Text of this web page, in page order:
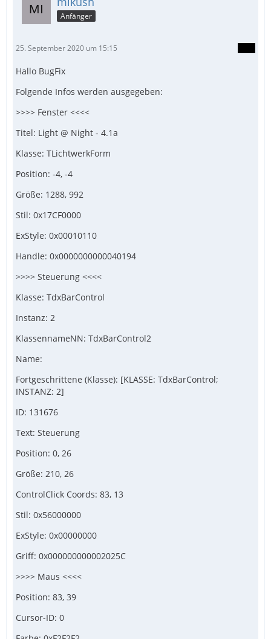
Anfänger
25. September 2020 um 15:15
Hallo BugFix
Folgende Infos werden ausgegeben:
>>>> Fenster <<<<
Titel: Light @ Night - 4.1a
Klasse: TLichtwerkForm
Position: -4, -4
Größe: 1288, 992
Stil: 0x17CF0000
ExStyle: 0x00010110
Handle: 0x0000000000040194
>>>> Steuerung <<<<
Klasse: TdxBarControl
Instanz: 2
KlassennameNN: TdxBarControl2
Name:
Fortgeschrittene (Klasse): [KLASSE: TdxBarControl;
INSTANZ: 2]
ID: 131676
Text: Steuerung
Position: 0, 26
Größe: 210, 26
ControlClick Coords: 83, 13
Stil: 0x56000000
ExStyle: 0x00000000
Griff: 0x000000000002025C
>>>> Maus <<<<
Position: 83, 39
Cursor-ID: 0